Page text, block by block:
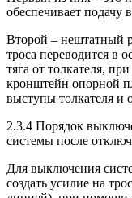
обеспечивает подачу
Второй – нештатный
троса переводится в
тяга от толкателя,
кронштейн опорной
выступы толкателя и
2.3.4 Порядок
системы после
Для выключения
создать усилие на